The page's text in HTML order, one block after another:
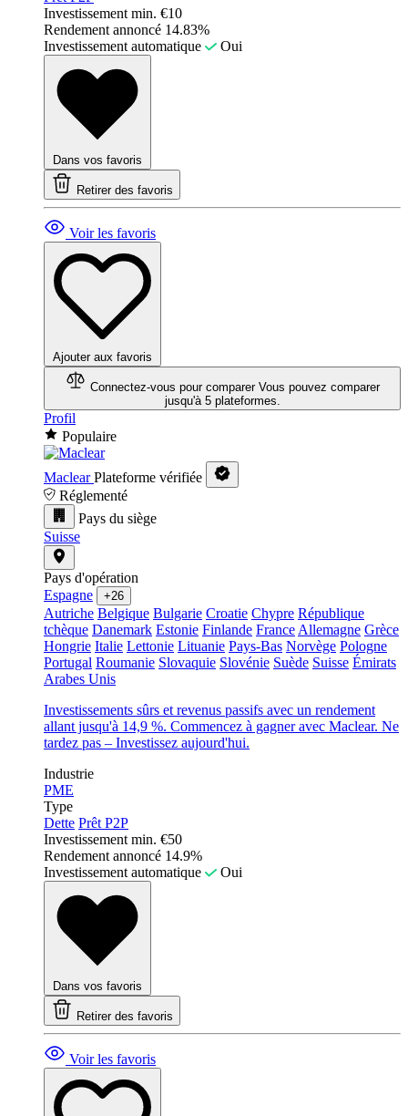
Investissement min. €10
Rendement annoncé 14.83%
Investissement automatique
Oui
Dans vos favoris
Retirer des favoris
Voir les favoris
Ajouter aux favoris
Connectez-vous pour comparer Vous pouvez comparer
jusqu'à 5 plateformes.
Profil
Populaire
Maclear Plateforme vérifiée
Réglementé
Pays du siège
Suisse
Pays d'opération
Espagne
+26
Autriche Belgique Bulgarie Croatie Chypre République
tchèque Danemark Estonie Finlande France Allemagne Grèce
Hongrie Italie Lettonie Lituanie Pays-Bas Norvège Pologne
Portugal Roumanie Slovaquie Slovénie Suède Suisse Émirats
Arabes Unis
Investissements sûrs et revenus passifs avec un rendement
allant jusqu'à 14,9 %. Commencez à gagner avec Maclear. Ne
tardez pas – Investissez aujourd'hui.
Industrie
PME
Type
Dette Prêt P2P
Investissement min. €50
Rendement annoncé 14.9%
Investissement automatique
Oui
Dans vos favoris
Retirer des favoris
Voir les favoris